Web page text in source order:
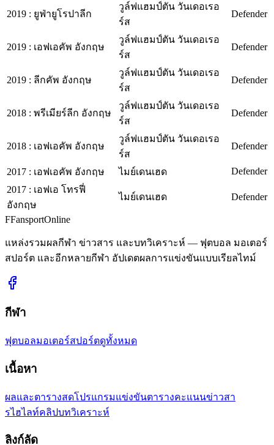
2019 : ยูฟ่ายูโรปาลีก
วูล์ฟแฮมป์ตัน วันเดอเรอ
ร์ส
Defender
2019 : เอฟเอคัพ อังกฤษ
วูล์ฟแฮมป์ตัน วันเดอเรอ
ร์ส
Defender
2019 : ลีกคัพ อังกฤษ
วูล์ฟแฮมป์ตัน วันเดอเรอ
ร์ส
Defender
2018 : พรีเมียร์ลีก อังกฤษ
วูล์ฟแฮมป์ตัน วันเดอเรอ
ร์ส
Defender
2018 : เอฟเอคัพ อังกฤษ
วูล์ฟแฮมป์ตัน วันเดอเรอ
ร์ส
Defender
2017 : เอฟเอคัพ อังกฤษ ไมย์เดนเฮด
Defender
2017 : เอฟเอ โทรฟี่
อังกฤษ
ไมย์เดนเฮด Defender
FFansportOnline
แหล่งรวมผลกีฬา ข่าวสาร และบทวิเคราะห์ — ฟุตบอล มอเตอร์
สปอร์ต และอีกหลายกีฬา อัปเดตผลการแข่งขันแบบเรียลไทม์
กีฬา
ฟุตบอลมอเตอร์สปอร์ตดูทั้งหมด
เนื้อหา
ผลและตารางสดโปรแกรมแข่งขันตารางคะแนนข่าวสา
รไฮไลท์คลิปบทวิเคราะห์
ลิงก์ลัด